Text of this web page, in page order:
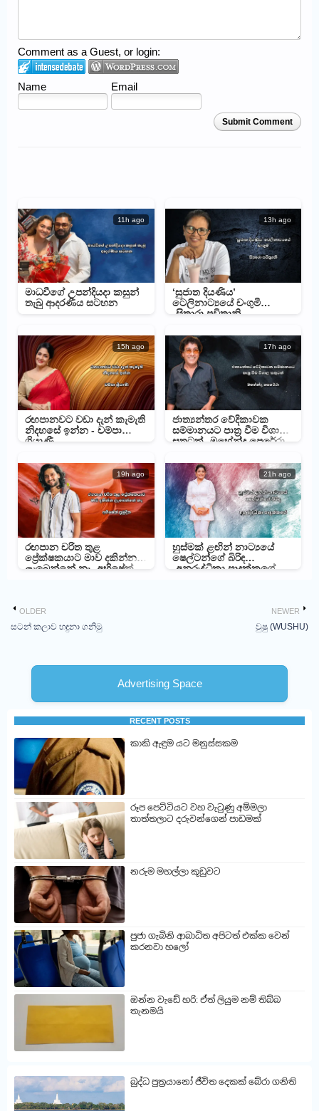
Comment as a Guest, or login:
Name Email
Submit Comment
11h ago
මාධවීගේ උපන්දියදා කසුන්
තැබු ආදරණීය සටහන
13h ago
‘සුජාත දියණිය’
ටෙලිනාට්‍යයේ චංගුමී
-සිතාරා පවිත්‍රානි
15h ago
රඟපානවට වඩා දැන් කැමැති
නිදහසේ ඉන්න - චම්පා
ශ්‍රියාණී
17h ago
ජාත්‍යන්තර වේදිකාවක
සම්මානයට පාත්‍ර වීම විශාල
සතුටක් -මහේන්ද්‍ර පෙරේරා
19h ago
රඟපාන චරිත තුළ
ප්‍රේක්ෂකයාට මාව දකින්න
ලැබෙන්නේ නෑ -අභිෂේක්
21h ago
හුස්මක් ළඟින් නාට්‍යයේ
ෂෙල්ටන්ගේ බිරිඳ
-අනුරුද්ධිකා පාදුක්කගේ
NEWER
වුෂු (WUSHU)
OLDER
සටන් කලාව හඳුනා ගනිමු
Advertising Space
RECENT POSTS
කාකි ඇඳුම යට මනුස්සකම
රූප පෙට්ටියට වහ වැටුණු අම්මලා
තාත්තලාට දරුවන්ගෙන් පාඩමක්
නරුම මහල්ලා කූඩුවට
පුජා ගැබිනි ආබාධිත අපිටත් එක්ක වෙන්
කරනවා හලෝ
ඔන්න වැඩේ හරි: ඒත් ලියුම නම් තිබ්බ
තැනමයි
බුද්ධ පුත්‍රයානෝ ජීවිත දෙකක් බේරා ගනිති